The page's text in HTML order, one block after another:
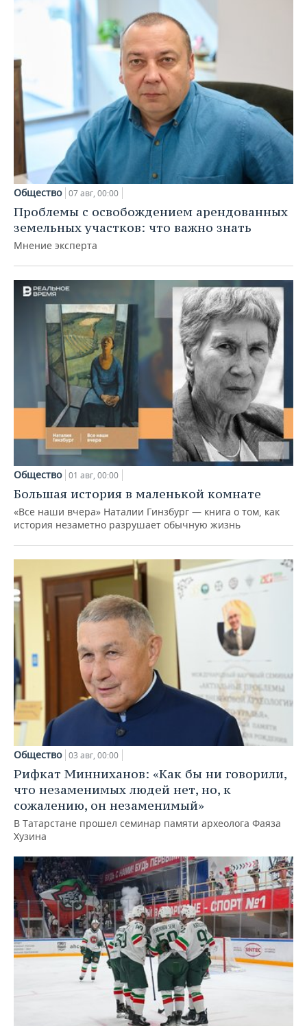
Общество 07 авг, 00:00
Проблемы с освобождением арендованных
земельных участков: что важно знать
Мнение эксперта
Общество 01 авг, 00:00
Большая история в маленькой комнате
«Все наши вчера» Наталии Гинзбург — книга о том, как
история незаметно разрушает обычную жизнь
Общество 03 авг, 00:00
Рифкат Минниханов: «Как бы ни говорили,
что незаменимых людей нет, но, к
сожалению, он незаменимый»
В Татарстане прошел семинар памяти археолога Фаяза
Хузина